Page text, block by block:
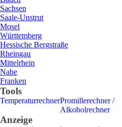
Sachsen
Saale-Unstrut
Mosel
Württemberg
Hessische Bergstraße
Rheingau
Mittelrhein
Nahe
Franken
Tools
TemperaturrechnerPromillerechner /
Alkoholrechner
Anzeige